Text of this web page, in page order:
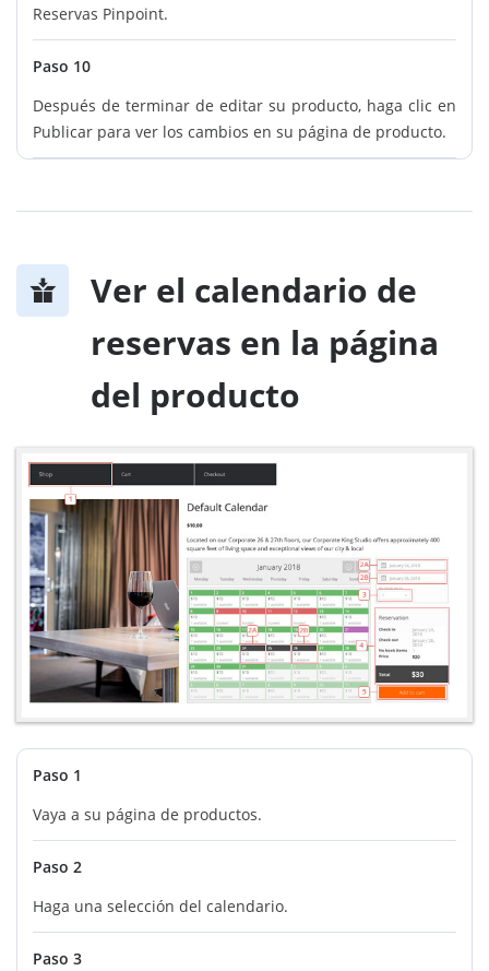
Reservas Pinpoint.
Paso 10
Después de terminar de editar su producto, haga clic en
Publicar para ver los cambios en su página de producto.
Ver el calendario de
reservas en la página
del producto
Paso 1
Vaya a su página de productos.
Paso 2
Haga una selección del calendario.
Paso 3